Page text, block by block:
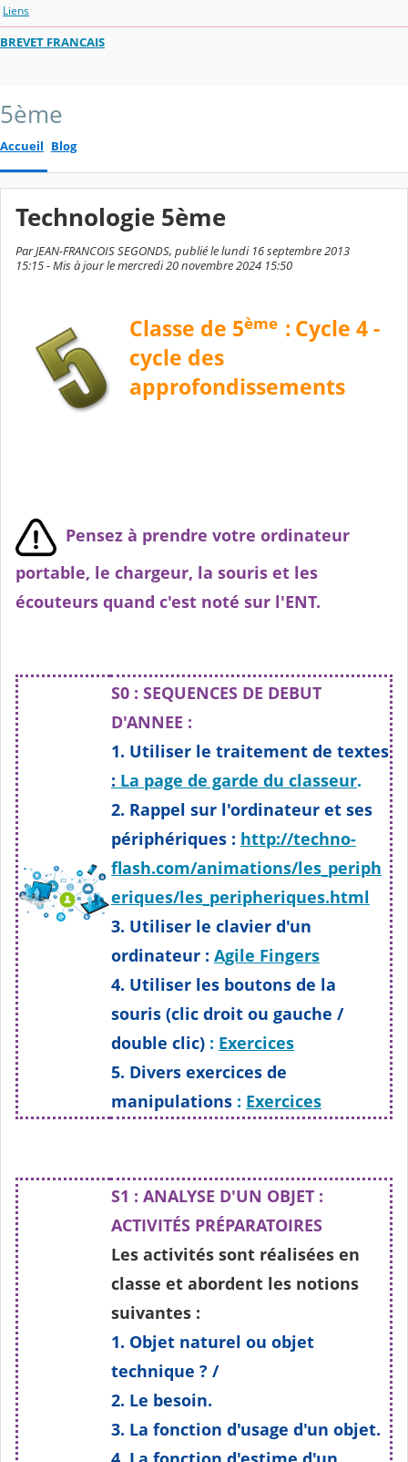
Liens
BREVET FRANCAIS
5ème
Accueil Blog
Technologie 5ème
Par JEAN-FRANCOIS SEGONDS, publié le lundi 16 septembre 2013
15:15 - Mis à jour le mercredi 20 novembre 2024 15:50
Classe de 5ème :Cycle 4 -
cycle des
approfondissements
Pensez à prendre votre ordinateur
portable, le chargeur, la souris et les
écouteurs quand c'est noté sur l'ENT.
S0 : SEQUENCES DE DEBUT
D'ANNEE :
1. Utiliser le traitement de textes
: La page de garde du classeur.
2. Rappel sur l'ordinateur et ses
périphériques : http://techno-
flash.com/animations/les_periph
eriques/les_peripheriques.html
3. Utiliser le clavier d'un
ordinateur : Agile Fingers
4. Utiliser les boutons de la
souris (clic droit ou gauche /
double clic) : Exercices
5. Divers exercices de
manipulations : Exercices
S1 : ANALYSE D'UN OBJET :
ACTIVITÉS PRÉPARATOIRES
Les activités sont réalisées en
classe et abordent les notions
suivantes :
1. Objet naturel ou objet
technique ? /
2. Le besoin.
3. La fonction d'usage d'un objet.